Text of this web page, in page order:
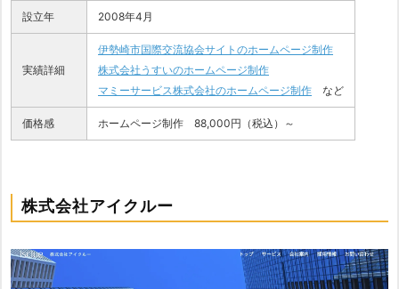
設立年 2008年4月
実績詳細
伊勢崎市国際交流協会サイトのホームページ制作
株式会社うすいのホームページ制作
マミーサービス株式会社のホームページ制作
など
価格感 ホームページ制作 88,000円（税込）～
株式会社アイクルー